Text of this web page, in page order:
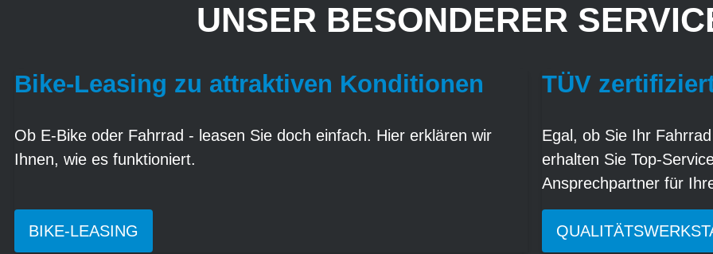
UNSER BESONDERER
Bike-Leasing zu attraktiven Konditionen
Ob E-Bike oder Fahrrad - leasen Sie doch einfach. Hier erklären wir
Ihnen, wie es funktioniert.
BIKE-LEASING
TÜV
Egal, ob Sie Ihr
erhalten Sie Top-
Ansprechpartner für